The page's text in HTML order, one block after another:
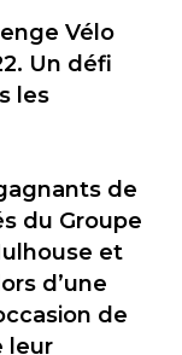
Vélo
Un défi
les
de
du Groupe
et
d’une
de
leur